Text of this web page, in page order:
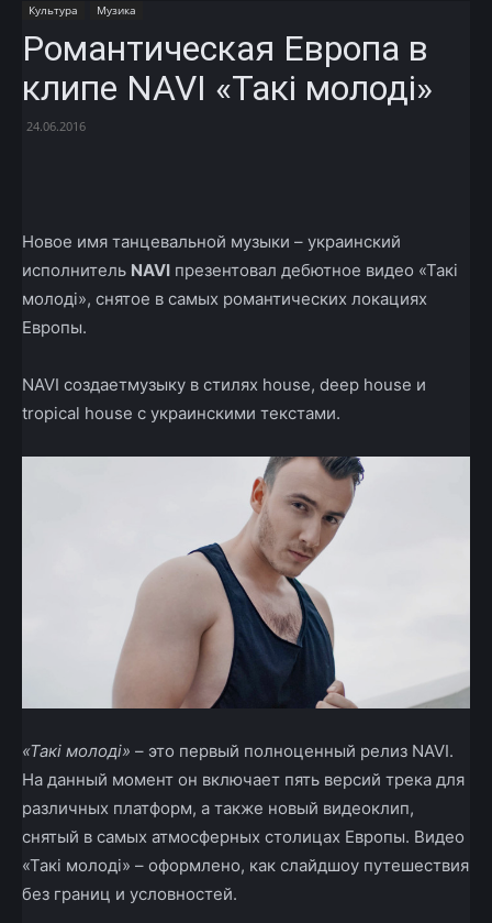
Культура Музика
Романтическая Европа в
клипе NAVI «Такі молоді»
24.06.2016
Новое имя танцевальной музыки – украинский
исполнитель NAVI презентовал дебютное видео «Такі
молоді», снятое в самых романтических локациях
Европы.
NAVI создаетмузыку в стилях house, deep house и
tropical house с украинскими текстами.
«Такі молоді» – это первый полноценный релиз NAVI.
На данный момент он включает пять версий трека для
различных платформ, а также новый видеоклип,
снятый в самых атмосферных столицах Европы. Видео
«Такі молоді» – оформлено, как слайдшоу путешествия
без границ и условностей.